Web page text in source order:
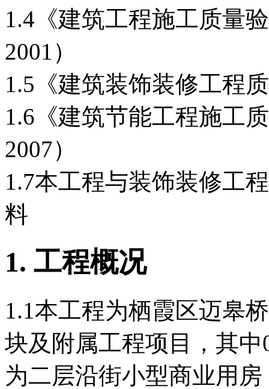
1.4《建筑工程施工质量
2001）
1.5《建筑装饰装修工程
1.6《建筑节能工程施工
2007）
1.7本工程与装饰装修工
料
1. 工程概况
1.1本工程为栖霞区迈皋
块及附属工程项目，其中
为二层沿街小型商业用